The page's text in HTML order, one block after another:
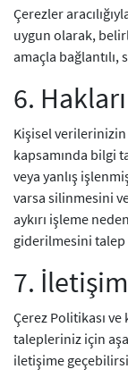
Çerezler
uygun olarak,
amaçla bağlantılı,
6.
Kişisel
kapsamında bilgi
veya yanlış
varsa silinmesini
aykırı işleme
giderilmesini talep
7. İletişim
Çerez Politikası
talepleriniz için
iletişime